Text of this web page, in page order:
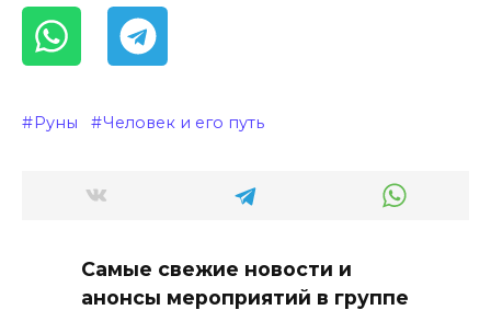
Руны Человек и его путь
Самые свежие новости и
анонсы мероприятий в группе